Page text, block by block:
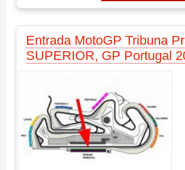
Entrada MotoGP Tribuna
SUPERIOR, GP Portugal